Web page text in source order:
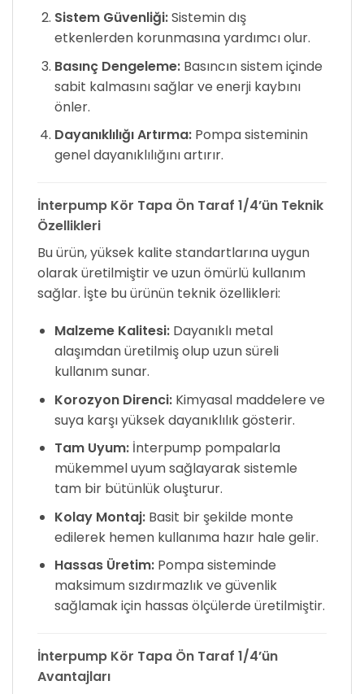
Sistem Güvenliği:Sistemin dış
etkenlerden korunmasına yardımcı olur.
Basınç Dengeleme:Basıncın sistem içinde
sabit kalmasını sağlar ve enerji kaybını
önler.
Dayanıklılığı Artırma:Pompa sisteminin
genel dayanıklılığını artırır.
İnterpump Kör Tapa Ön Taraf 1/4’ün Teknik
Özellikleri
Bu ürün, yüksek kalite standartlarına uygun
olarak üretilmiştir ve uzun ömürlü kullanım
sağlar. İşte bu ürünün teknik özellikleri:
Malzeme Kalitesi:Dayanıklı metal
alaşımdan üretilmiş olup uzun süreli
kullanım sunar.
Korozyon Direnci:Kimyasal maddelere ve
suya karşı yüksek dayanıklılık gösterir.
Tam Uyum:İnterpump pompalarla
mükemmel uyum sağlayarak sistemle
tam bir bütünlük oluşturur.
Kolay Montaj:Basit bir şekilde monte
edilerek hemen kullanıma hazır hale gelir.
Hassas Üretim:Pompa sisteminde
maksimum sızdırmazlık ve güvenlik
sağlamak için hassas ölçülerde üretilmiştir.
İnterpump Kör Tapa Ön Taraf 1/4’ün
Avantajları